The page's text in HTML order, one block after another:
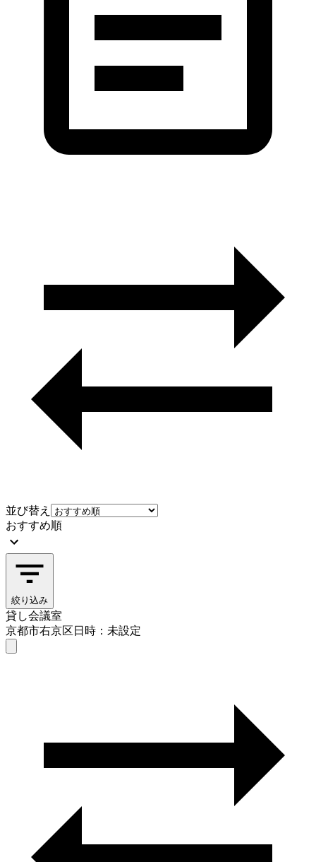
並び替え
おすすめ順
絞り込み
貸し会議室
京都市右京区日時：未設定